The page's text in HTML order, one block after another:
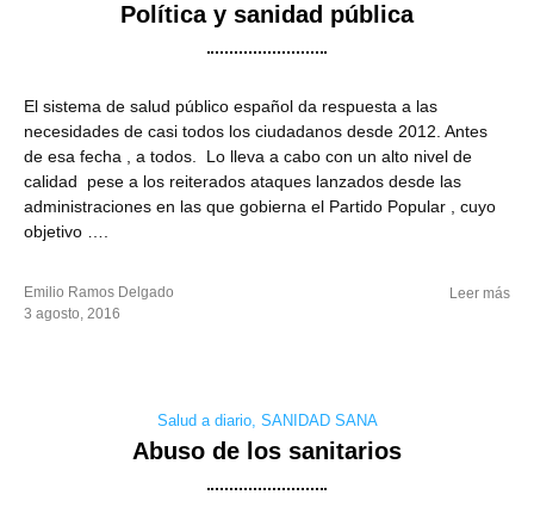
Política y sanidad pública
El sistema de salud público español da respuesta a las
necesidades de casi todos los ciudadanos desde 2012. Antes
de esa fecha , a todos. Lo lleva a cabo con un alto nivel de
calidad pese a los reiterados ataques lanzados desde las
administraciones en las que gobierna el Partido Popular , cuyo
objetivo ….
Emilio Ramos Delgado
3 agosto, 2016
Leer más
Salud a diario, SANIDAD SANA
Abuso de los sanitarios